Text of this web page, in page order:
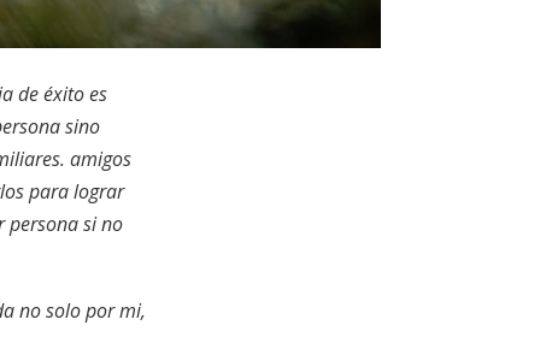
de éxito es
sino
amigos
para lograr
persona si no
no solo por mi,